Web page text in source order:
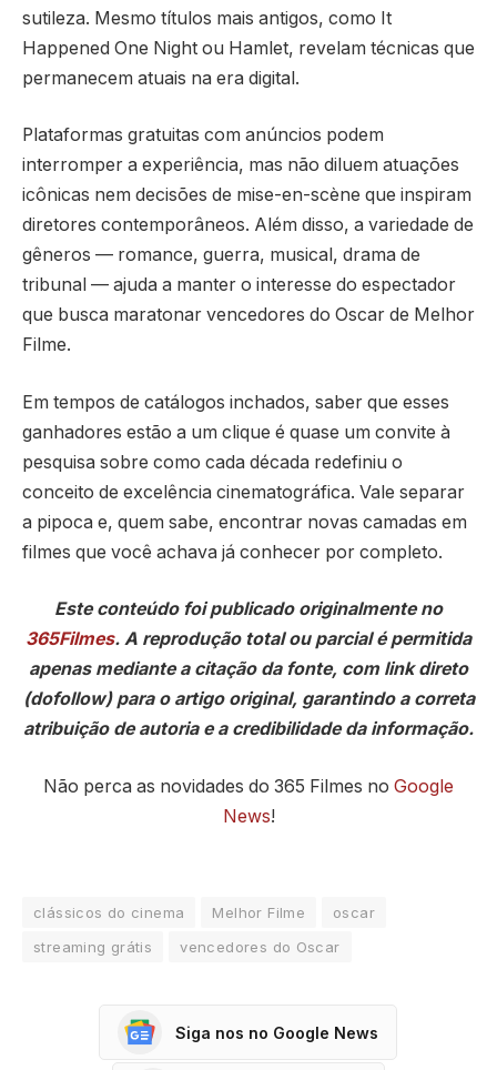
sutileza. Mesmo títulos mais antigos, como It
Happened One Night ou Hamlet, revelam técnicas que
permanecem atuais na era digital.
Plataformas gratuitas com anúncios podem
interromper a experiência, mas não diluem atuações
icônicas nem decisões de mise-en-scène que inspiram
diretores contemporâneos. Além disso, a variedade de
gêneros — romance, guerra, musical, drama de
tribunal — ajuda a manter o interesse do espectador
que busca maratonar vencedores do Oscar de Melhor
Filme.
Em tempos de catálogos inchados, saber que esses
ganhadores estão a um clique é quase um convite à
pesquisa sobre como cada década redefiniu o
conceito de excelência cinematográfica. Vale separar
a pipoca e, quem sabe, encontrar novas camadas em
filmes que você achava já conhecer por completo.
Este conteúdo foi publicado originalmente no
365Filmes. A reprodução total ou parcial é permitida
apenas mediante a citação da fonte, com link direto
(dofollow) para o artigo original, garantindo a correta
atribuição de autoria e a credibilidade da informação.
Não perca as novidades do 365 Filmes no Google
News!
clássicos do cinema Melhor Filme
oscar
streaming grátis
vencedores do Oscar
Siga nos no Google News